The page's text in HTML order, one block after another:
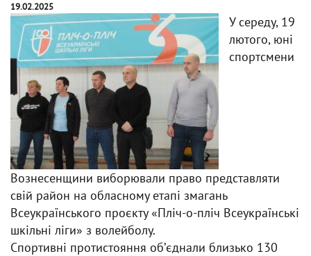
19.02.2025
У середу, 19
лютого, юні
спортсмени
Вознесенщини виборювали право представляти
свій район на обласному етапі змагань
Всеукраїнського проєкту «Пліч-о-пліч Всеукраїнські
шкільні ліги» з волейболу.
Спортивні протистояння обʼєднали близько 130